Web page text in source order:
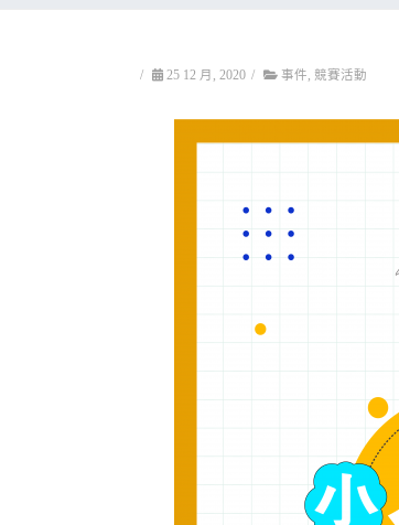
/ 25 12 月, 2020 / 事件 競賽活動